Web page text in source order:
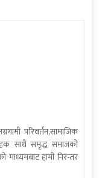
परिवर्तन,सामाजिक
साथै समृद्ध समाजको
हामी निरन्तर